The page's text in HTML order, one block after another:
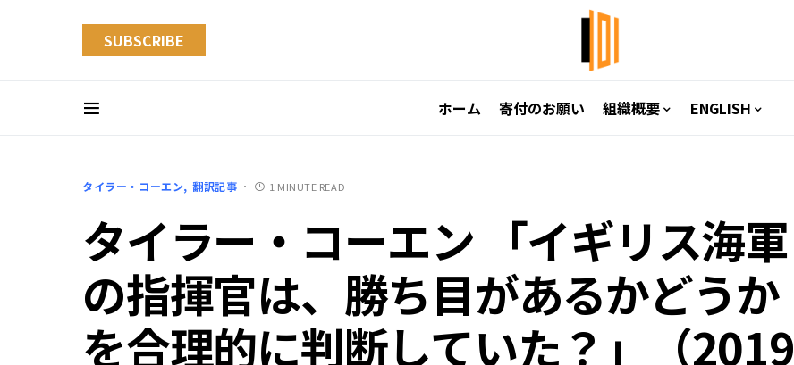
SUBSCRIBE
ホーム 寄付のお願い 組織概要 ENGLISH
タイラー・コーエン 翻訳記事 1 MINUTE READ
タイラー・コーエン 「イギリス海軍
の指揮官は、勝ち目があるかどうか
を合理的に判断していた？」（2019